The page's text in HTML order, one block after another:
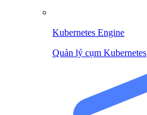
Kubernetes Engine
Quản lý cụm Kubernetes